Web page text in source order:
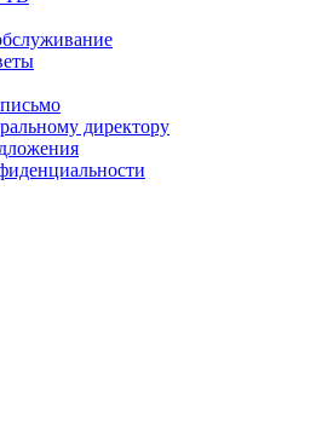
директору